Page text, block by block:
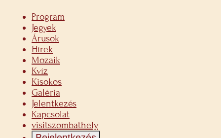
Program
Jegyek
Árusok
Hírek
Mozaik
Kvíz
Kisokos
Galéria
Jelentkezés
Kapcsolat
visitszombathely